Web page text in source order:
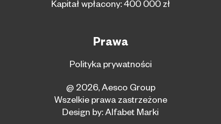
Kapitał wpłacony: 400 000 zł
Prawa
Polityka prywatności
@ 2026, Aesco Group
Wszelkie prawa zastrzeżone
Design by: Alfabet Marki